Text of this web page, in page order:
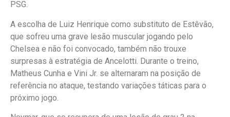
PSG.
A escolha de Luiz Henrique como substituto de Estêvão,
que sofreu uma grave lesão muscular jogando pelo
Chelsea e não foi convocado, também não trouxe
surpresas à estratégia de Ancelotti. Durante o treino,
Matheus Cunha e Vini Jr. se alternaram na posição de
referência no ataque, testando variações táticas para o
próximo jogo.